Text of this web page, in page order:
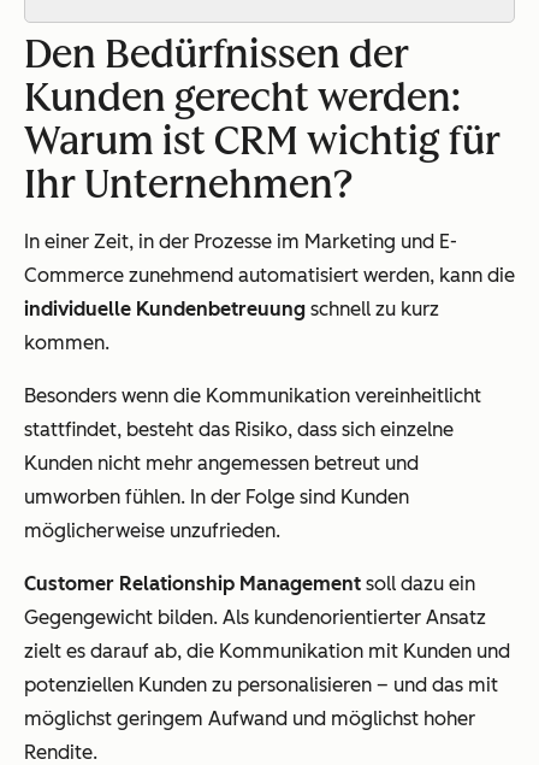
Den Bedürfnissen der
Kunden gerecht werden:
Warum ist CRM wichtig für
Ihr Unternehmen?
In einer Zeit, in der Prozesse im Marketing und E-
Commerce zunehmend automatisiert werden, kann die
individuelle Kundenbetreuung schnell zu kurz
kommen.
Besonders wenn die Kommunikation vereinheitlicht
stattfindet, besteht das Risiko, dass sich einzelne
Kunden nicht mehr angemessen betreut und
umworben fühlen. In der Folge sind Kunden
möglicherweise unzufrieden.
Customer Relationship Management soll dazu ein
Gegengewicht bilden. Als kundenorientierter Ansatz
zielt es darauf ab, die Kommunikation mit Kunden und
potenziellen Kunden zu personalisieren – und das mit
möglichst geringem Aufwand und möglichst hoher
Rendite.